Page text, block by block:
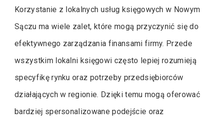
Korzystanie z lokalnych usług księgowych w Nowym
Sączu ma wiele zalet, które mogą przyczynić się do
efektywnego zarządzania finansami firmy. Przede
wszystkim lokalni księgowi często lepiej rozumieją
specyfikę rynku oraz potrzeby przedsiębiorców
działających w regionie. Dzięki temu mogą oferować
bardziej spersonalizowane podejście oraz